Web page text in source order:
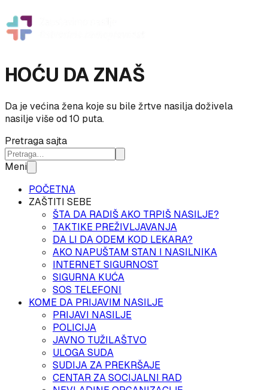
HOĆU DA ZNAŠ
Da je većina žena koje su bile žrtve nasilja doživela
nasilje više od 10 puta.
Pretraga sajta
Meni
POČETNA
ZAŠTITI SEBE
ŠTA DA RADIŠ AKO TRPIŠ NASILJE?
TAKTIKE PREŽIVLJAVANJA
DA LI DA ODEM KOD LEKARA?
AKO NAPUŠTAM STAN I NASILNIKA
INTERNET SIGURNOST
SIGURNA KUĆA
SOS TELEFONI
KOME DA PRIJAVIM NASILJE
PRIJAVI NASILJE
POLICIJA
JAVNO TUŽILAŠTVO
ULOGA SUDA
SUDIJA ZA PREKRŠAJE
CENTAR ZA SOCIJALNI RAD